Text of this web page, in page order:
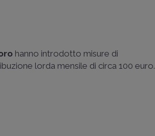
hanno introdotto misure di
lorda mensile di circa 100 euro.